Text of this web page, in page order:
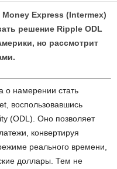
Express (Intermex)
решение Ripple ODL
но рассмотрит
о намерении стать
воспользовавшись
(ODL). Оно позволяет
конвертируя
реального времени,
доллары. Тем не